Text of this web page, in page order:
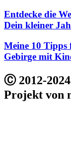
Entdecke die
Dein kleiner
Meine 10
Gebirge mit
Ⓒ 2012-
Projekt von